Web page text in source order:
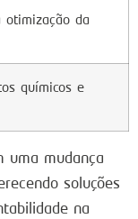
otimização da
químicos e
uma mudança
soluções
na